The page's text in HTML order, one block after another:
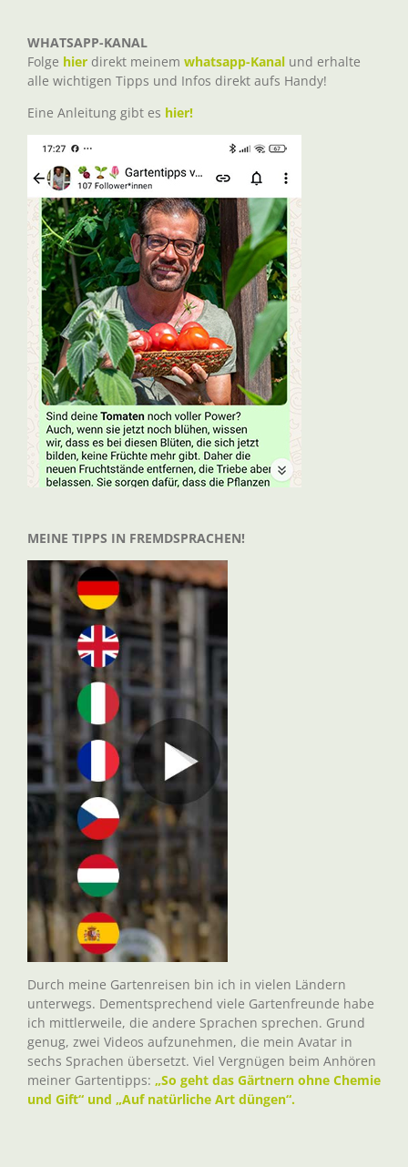
WHATSAPP-KANAL
Folge hier direkt meinem whatsapp-Kanal und erhalte
alle wichtigen Tipps und Infos direkt aufs Handy!
Eine Anleitung gibt es hier!
MEINE TIPPS IN FREMDSPRACHEN!
Durch meine Gartenreisen bin ich in vielen Ländern
unterwegs. Dementsprechend viele Gartenfreunde habe
ich mittlerweile, die andere Sprachen sprechen. Grund
genug, zwei Videos aufzunehmen, die mein Avatar in
sechs Sprachen übersetzt. Viel Vergnügen beim Anhören
meiner Gartentipps: „So geht das Gärtnern ohne Chemie
und Gift“ und „Auf natürliche Art düngen“.